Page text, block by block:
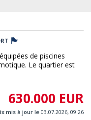
de piscines
Le quartier est
630.000 EUR
mis à jour le 03.07.2026, 09.26